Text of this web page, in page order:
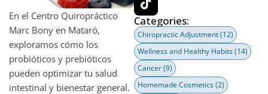
En el Centro Quiropráctico
Marc Bony en Mataró,
exploramos cómo los
probióticos y prebióticos
pueden optimizar tu salud
intestinal y bienestar general.
Categories:
Chiropractic Adjustment(12)
Wellness and Healthy Habits(14)
Cancer(9)
Homemade Cosmetics(2)